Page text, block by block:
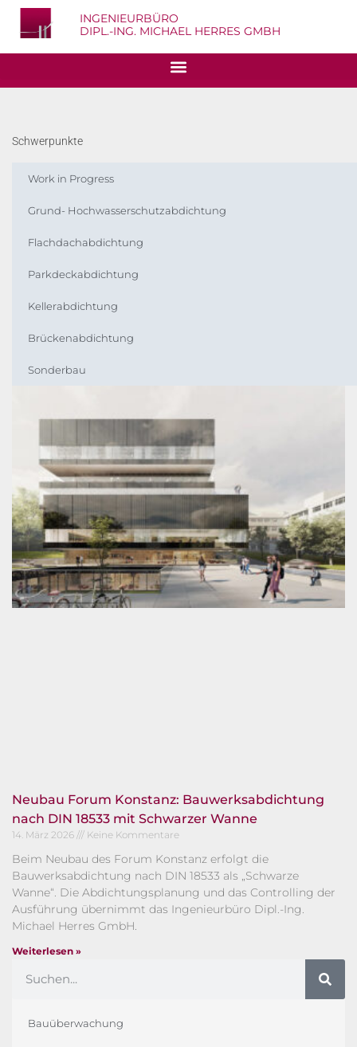
INGENIEURBÜRO
DIPL.-ING. MICHAEL HERRES GMBH
Schwerpunkte
Work in Progress
Grund- Hochwasserschutzabdichtung
Flachdachabdichtung
Parkdeckabdichtung
Kellerabdichtung
Brückenabdichtung
Sonderbau
Neubau Forum Konstanz: Bauwerksabdichtung
nach DIN 18533 mit Schwarzer Wanne
14. März 2026 Keine Kommentare
Beim Neubau des Forum Konstanz erfolgt die
Bauwerksabdichtung nach DIN 18533 als „Schwarze
Wanne“. Die Abdichtungsplanung und das Controlling der
Ausführung übernimmt das Ingenieurbüro Dipl.-Ing.
Michael Herres GmbH.
Weiterlesen »
Bauüberwachung